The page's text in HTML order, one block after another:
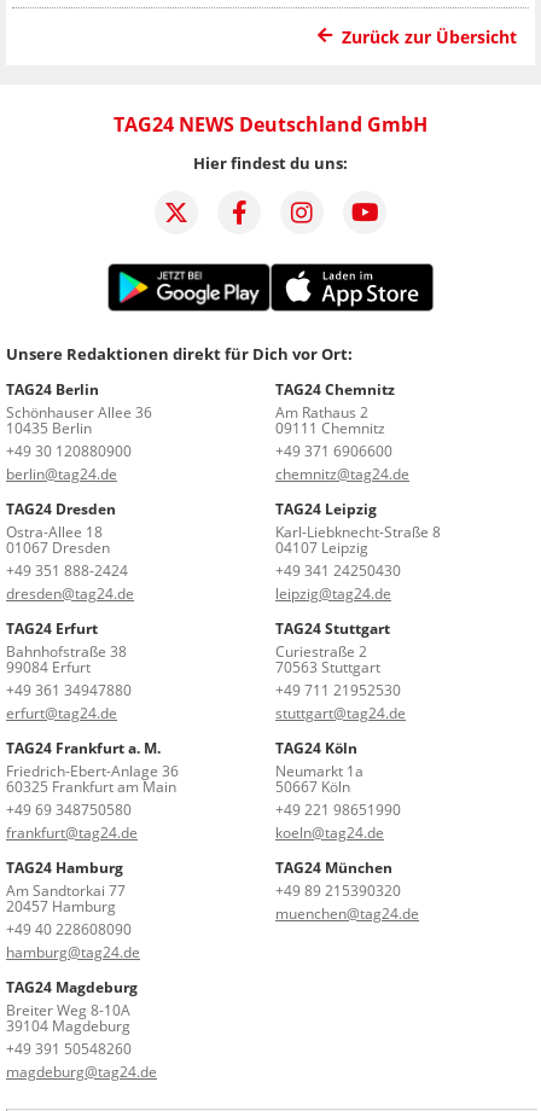
Zurück zur Übersicht
TAG24 NEWS Deutschland GmbH
Hier findest du uns:
Unsere Redaktionen direkt für Dich vor Ort:
TAG24 Berlin
Schönhauser Allee 36
10435 Berlin
+49 30 120880900
berlin@tag24.de
TAG24 Chemnitz
Am Rathaus 2
09111 Chemnitz
+49 371 6906600
chemnitz@tag24.de
TAG24 Dresden
Ostra-Allee 18
01067 Dresden
+49 351 888-2424
dresden@tag24.de
TAG24 Leipzig
Karl-Liebknecht-Straße 8
04107 Leipzig
+49 341 24250430
leipzig@tag24.de
TAG24 Erfurt
Bahnhofstraße 38
99084 Erfurt
+49 361 34947880
erfurt@tag24.de
TAG24 Stuttgart
Curiestraße 2
70563 Stuttgart
+49 711 21952530
stuttgart@tag24.de
TAG24 Frankfurt a. M.
Friedrich-Ebert-Anlage 36
60325 Frankfurt am Main
+49 69 348750580
frankfurt@tag24.de
TAG24 Köln
Neumarkt 1a
50667 Köln
+49 221 98651990
koeln@tag24.de
TAG24 Hamburg
Am Sandtorkai 77
20457 Hamburg
+49 40 228608090
hamburg@tag24.de
TAG24 München
+49 89 215390320
muenchen@tag24.de
TAG24 Magdeburg
Breiter Weg 8-10A
39104 Magdeburg
+49 391 50548260
magdeburg@tag24.de